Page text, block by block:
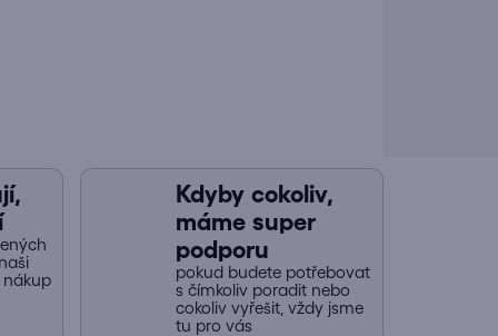
Kdyby cokoliv,
máme super
podporu
pokud budete potřebovat
s čímkoliv poradit nebo
cokoliv vyřešit, vždy jsme
tu pro vás